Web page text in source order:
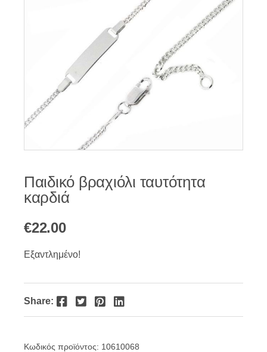
Παιδικό βραχιόλι ταυτότητα
καρδιά
€22.00
Εξαντλημένο!
Share: Facebook Twitter Pinterest LinkedIn
Κωδικός προϊόντος: 10610068